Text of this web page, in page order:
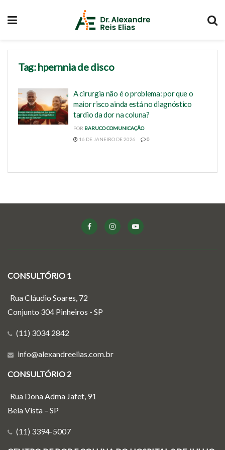
Tag:hpernnia de disco
A cirurgia não é o problema: por que o
maior risco ainda está no diagnóstico
tardio da dor na coluna?
POR BARUCO COMUNICAÇÃO
16 DE JANEIRO DE 2026
0
CONSULTÓRIO 1
Rua Cláudio Soares, 72
Conjunto 304 Pinheiros - SP
(11) 3034 2842
info@alexandreelias.com.br
CONSULTÓRIO 2
Rua Dona Adma Jafet, 91
Bela Vista – SP
(11) 3394-5007